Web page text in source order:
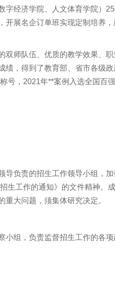
经济学院、人文体育学院）25
开展名企订单班实现定制培养
双师队伍、优质的教学效果、
绩，得到了教育部、省市各级
号，2021年**案例入选全国百强
导负责的招生工作领导小组，
生工作的通知》的文件精神。
重大问题，须集体研究决定。
小组，负责监督招生工作的各